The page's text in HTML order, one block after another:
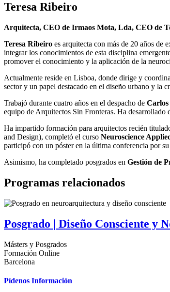
Teresa Ribeiro
Arquitecta, CEO de Irmaos Mota, Lda, CEO de
Teresa Ribeiro es arquitecta con más de 20 años de
integrar los conocimientos de esta disciplina
promover el conocimiento y la aplicación de la
Actualmente reside en Lisboa, donde dirige y
sector y un papel destacado en el diseño urbano y la
Trabajó durante cuatro años en el despacho de
equipo de Arquitectos Sin Fronteras. Ha desarrollado
Ha impartido formación para arquitectos recién
and Design), completó el curso Neuroscience
participó con un póster en la última conferencia por su
Asimismo, ha completado posgrados en Gestión de
Programas relacionados
Posgrado | Diseño Consciente y
Másters y Posgrados
Formación Online
Barcelona
Pídenos Información